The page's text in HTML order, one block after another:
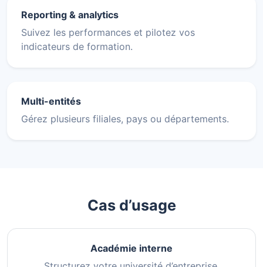
Reporting & analytics
Suivez les performances et pilotez vos
indicateurs de formation.
Multi-entités
Gérez plusieurs filiales, pays ou départements.
Cas d’usage
Académie interne